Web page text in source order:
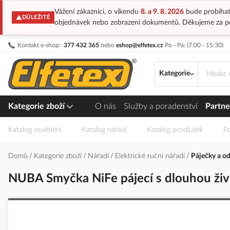
DŮLEŽITÉ
Vážení zákazníci, o víkendu 8. a 9. 8. 2026bude probíhat
objednávek nebo zobrazení dokumentů. Děkujeme za
Kontakt e-shop: 377 432 365 nebo eshop@elfetex.cz Po - Pá: (7:00 - 15:30)
Přejít
obsah
Kategorie
Kategorie zboží O nás Služby a poradenství
Katalog osvětlení Katalog nářadí Katalog prodlužek
Domů Kategorie zboží Nářadí Elektrické ruční nářadí Páječky a
NUBA Smyčka NiFe pájecí s dlouhou